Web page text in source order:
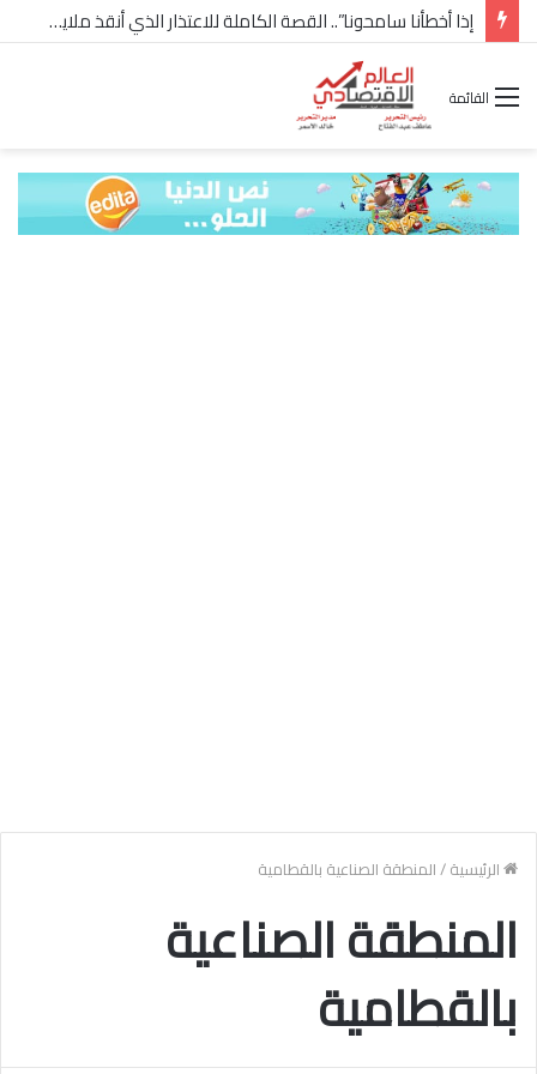
إذا أخطأنا سامحونا”.. القصة الكاملة للاعتذار الذي أنقذ ملايين “إعمار” في الساحل الشمالي
القائمة
الرئيسية/المنطقة الصناعية بالقطامية
المنطقة الصناعية
بالقطامية